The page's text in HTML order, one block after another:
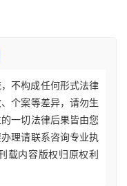
不构成任何形式法律
个案等差异，请勿生
一切法律后果皆由您
理请联系咨询专业执
载内容版权归原权利